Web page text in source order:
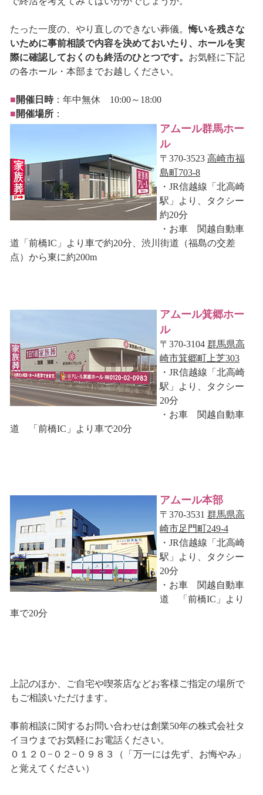
たった一度の、やり直しのできない葬儀。悔いを残さな
いために事前相談で内容を決めておいたり、ホールを実
際に確認しておくのも終活のひとつです。 お気軽に下記
の各ホール・本部までお越しください。
■開催日時：年中無休 10:00～18:00
■開催場所：
アムール群馬ホー
ル
〒370-3523 高崎市福
島町703-8
・JR信越線「北高崎
駅」より、タクシー
約20分
・お車 関越自動車
道「前橋IC」より車で約20分、渋川街道（福島の交差
点）から東に約200m
アムール箕郷ホー
ル
〒370-3104 群馬県高
崎市箕郷町上芝303
・JR信越線「北高崎
駅」より、タクシー
20分
・お車 関越自動車
道 「前橋IC」より車で20分
アムール本部
〒370-3531 群馬県高
崎市足門町249-4
・JR信越線「北高崎
駅」より、タクシー
20分
・お車 関越自動車
道 「前橋IC」より
車で20分
上記のほか、ご自宅や喫茶店などお客様ご指定の場所で
もご相談いただけます。
事前相談に関するお問い合わせは創業50年の株式会社タ
イヨウまでお気軽にお電話ください。
０１２０−０２−０９８３（「万一には先ず、お悔やみ」
と覚えてください）